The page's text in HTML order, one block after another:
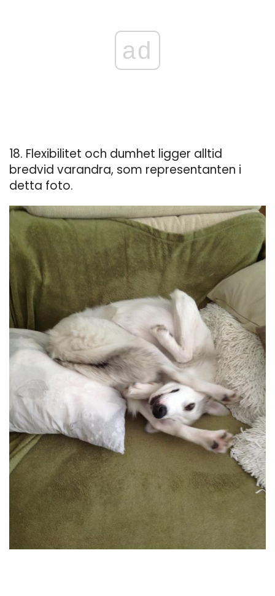
ad
18. Flexibilitet och dumhet ligger alltid
bredvid varandra, som representanten i
detta foto.